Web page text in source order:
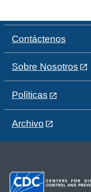
Contáctenos
Sobre Nosotros
Políticas
Archivo